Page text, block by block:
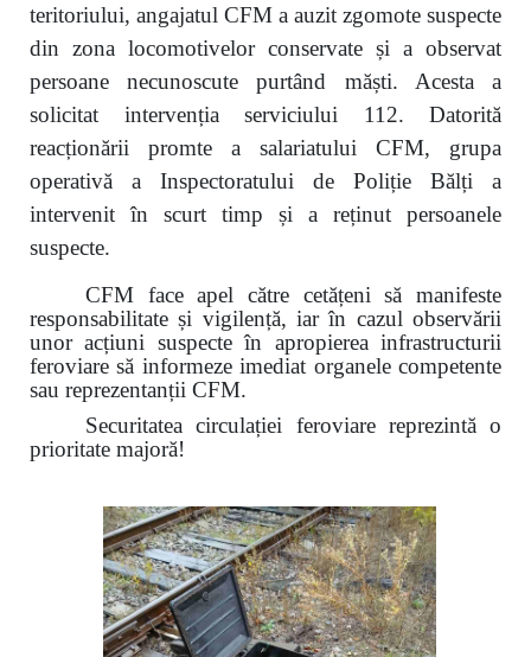
teritoriului, angajatul CFM a auzit zgomote suspecte
din zona locomotivelor conservate și a observat
persoane necunoscute purtând măști. Acesta a
solicitat intervenția serviciului 112. Datorită
reacționării promte a salariatului CFM, grupa
operativă a Inspectoratului de Poliție Bălți a
intervenit în scurt timp și a reținut persoanele
suspecte.
CFM face apel către cetățeni să manifeste
responsabilitate și vigilență, iar în cazul observării
unor acțiuni suspecte în apropierea infrastructurii
feroviare să informeze imediat organele competente
sau reprezentanții CFM.
Securitatea circulației feroviare reprezintă o
prioritate majoră!